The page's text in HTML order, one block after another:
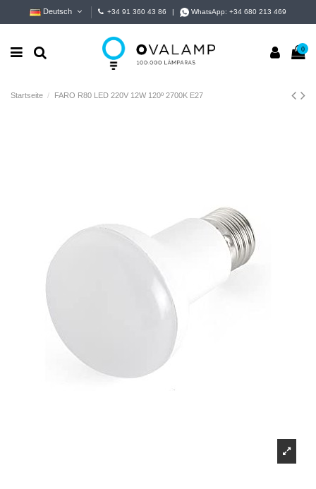
Deutsch +34 91 360 43 86 WhatsApp:+34 680 213 469
0
Startseite FARO R80 LED 220V 12W 120º 2700K E27